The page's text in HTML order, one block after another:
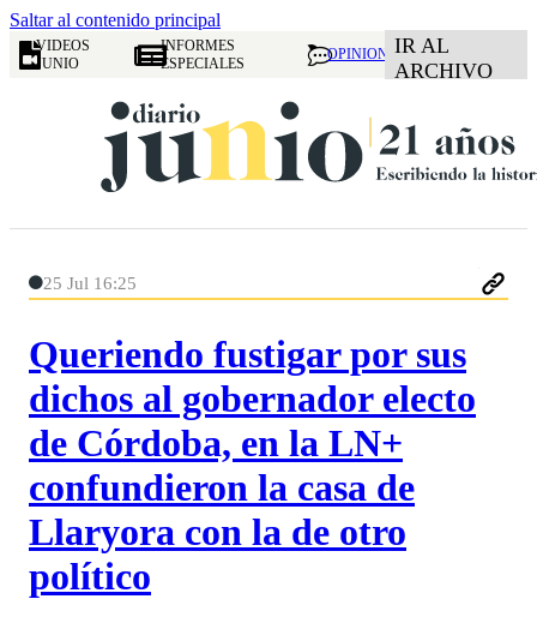
Saltar al contenido principal
VIDEOS
JUNIO
INFORMES
ESPECIALES
OPINION IR AL
ARCHIVO
25 Jul 16:25
Queriendo fustigar por sus
dichos al gobernador electo
de Córdoba, en la LN+
confundieron la casa de
Llaryora con la de otro
político